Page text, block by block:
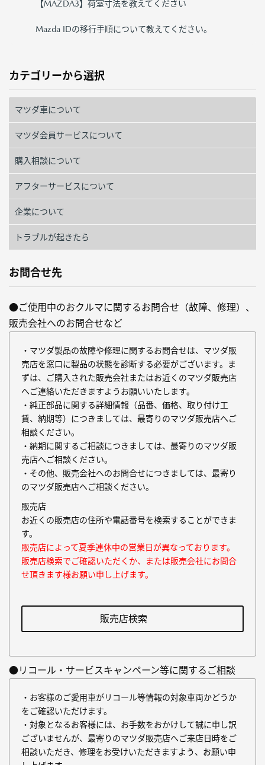
【MAZDA3】荷室寸法を教えてください
Mazda IDの移行手順について教えてください。
カテゴリーから選択
マツダ車について
マツダ会員サービスについて
購入相談について
アフターサービスについて
企業について
トラブルが起きたら
お問合せ先
●ご使用中のおクルマに関するお問合せ（故障、修理）、
販売会社へのお問合せなど
・マツダ製品の故障や修理に関するお問合せは、マツダ販
売店を窓口に製品の状態を診断する必要がございます。ま
ずは、ご購入された販売会社またはお近くのマツダ販売店
へご連絡いただきますようお願いいたします。
・純正部品に関する詳細情報（品番、価格、取り付け工
賃、納期等）につきましては、最寄りのマツダ販売店へご
相談ください。
・納期に関するご相談につきましては、最寄りのマツダ販
売店へご相談ください。
・その他、販売会社へのお問合せにつきましては、最寄り
のマツダ販売店へご相談ください。
販売店
お近くの販売店の住所や電話番号を検索することができま
す。
販売店によって夏季連休中の営業日が異なっております。
販売店検索でご確認いただくか、または販売会社にお問合
せ頂きます様お願い申し上げます。
販売店検索
●リコール・サービスキャンペーン等に関するご相談
・お客様のご愛用車がリコール等情報の対象車両かどうか
をご確認いただけます。
・対象となるお客様には、お手数をおかけして誠に申し訳
ございませんが、最寄りのマツダ販売店へご来店日時をご
相談いただき、修理をお受けいただきますよう、お願い申